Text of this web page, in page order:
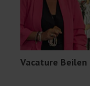
Vacature Beilen